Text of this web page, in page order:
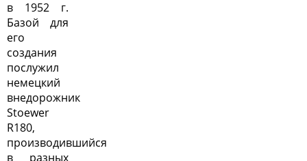
в 1952 г.
Базой для
его
создания
послужил
немецкий
внедорожник
Stoewer
R180,
производившийся
в разных